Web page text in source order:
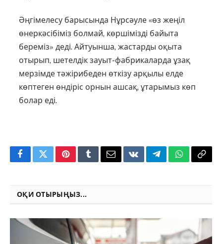
Әңгімелесу барысында Нұрсәу­ле «өз жеңіл
өнеркәсібіміз болмай, көршімізді байыта
береміз» деді. Айтуынша, жастарды оқыта
отырып, шетелдік зауыт-фабрикаларда ұзақ
мерзімде тәжірибеден өткізу арқылы елде
көптеген өнді­ріс орнын ашсақ, ұтарымыз көп
болар еді.
FacebookTwitterPinterestTumblrEmailVKontakteTelegramWhatsApp
Copy
ОҚИ ОТЫРЫҢЫЗ...